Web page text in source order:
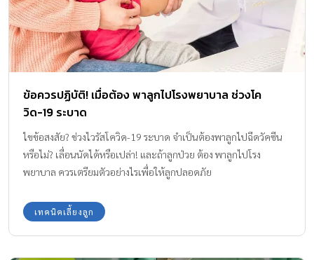
ข้อควรปฏิบัติ! เมื่อต้อง พาลูกไปโรงพยาบาล ช่วงโค
วิด-19 ระบาด
ไขข้อสงสัย? ช่วงไวรัสโควิด-19 ระบาด จำเป็นต้องพาลูกไปฉีดวัคซีน
หรือไม่? เลื่อนนัดได้หรือเปล่า! และถ้าลูกป่วย ต้อง พาลูกไปโรง
พยาบาล ควรเตรียมตัวอย่างไรเพื่อให้ลูกปลอดภัย
เทคนิคเลี้ยงลูก